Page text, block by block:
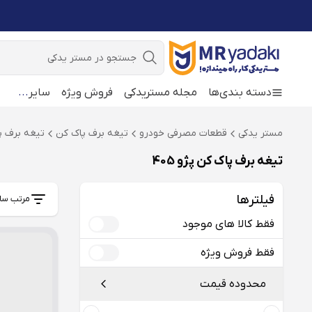
جستجو
دسته بندی‌ها
مجله مستریدکی فروش ویژه سایر ...
مستر یدکی قطعات مصرفی خودرو تیغه برف پاک کن تیغه برف
تیغه برف پاک کن پژو 405
فیلترها
فقط کالا های موجود
فقط فروش ویژه
محدوده قیمت
مرتب